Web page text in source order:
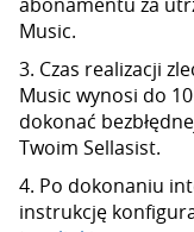
Music.
3. Czas realizacji
Music wynosi do
dokonać
Twoim Sellasist.
4. Po dokonaniu
instrukcję